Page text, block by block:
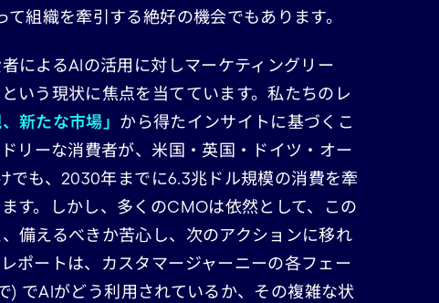
組織を牽引する絶好の機会でもあります。
によるAIの活用に対しマーケティングリー
いう現状に焦点を当てています。私たちのレ
新たな市場」 から得たインサイトに基づくこ
リーな消費者が、米国・英国・ドイツ・オー
でも、2030年までに6.3兆ドル規模の消費を牽
す。しかし、多くのCMOは依然として、この
備えるべきか苦心し、次のアクションに移れ
ポートは、カスタマージャーニーの各フェー
) でAIがどう利用されているか、その複雑な状